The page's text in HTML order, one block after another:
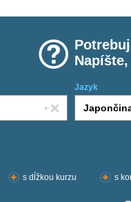
Jazyk
s dĺžkou kurzu s